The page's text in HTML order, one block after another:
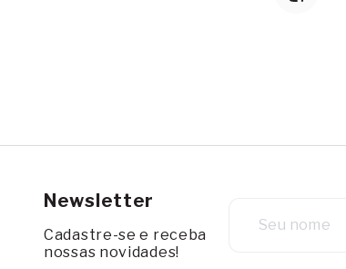
Newsletter
Cadastre-se e receba
nossas novidades!